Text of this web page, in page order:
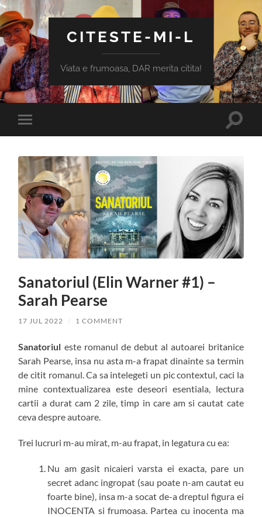
CITESTE-MI-L
Viata e frumoasa, DAR merita citita!
Toggle
mobile
Toggle
Sanatoriul (Elin Warner #1) –
Sarah Pearse
17 JUL 2022 / 1 COMMENT
Sanatoriul este romanul de debut al autoarei britanice
Sarah Pearse, insa nu asta m-a frapat dinainte sa termin
de citit romanul. Ca sa intelegeti un pic contextul, caci la
mine contextualizarea este deseori esentiala, lectura
cartii a durat cam 2 zile, timp in care am si cautat cate
ceva despre autoare.
Trei lucruri m-au mirat, m-au frapat, in legatura cu ea:
Nu am gasit nicaieri varsta ei exacta, pare un
secret adanc ingropat (sau poate n-am cautat eu
foarte bine), insa m-a socat de-a dreptul figura ei
INOCENTA si frumoasa. Partea cu inocenta ma